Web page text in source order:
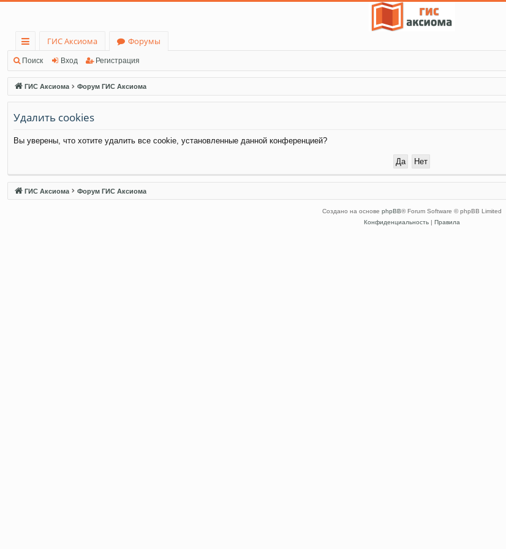
с
ы
лк
и
ГИС Аксиома
Форумы
Поиск Вход Регистрация
ГИС Аксиома Форум ГИС Аксиома
Удалить cookies
Вы уверены, что хотите удалить все cookie, установленные данной конференцией?
ГИС Аксиома Форум ГИС Аксиома
Создано на основе phpBB® Forum Software © phpBB Limited
Конфиденциальность| Правила